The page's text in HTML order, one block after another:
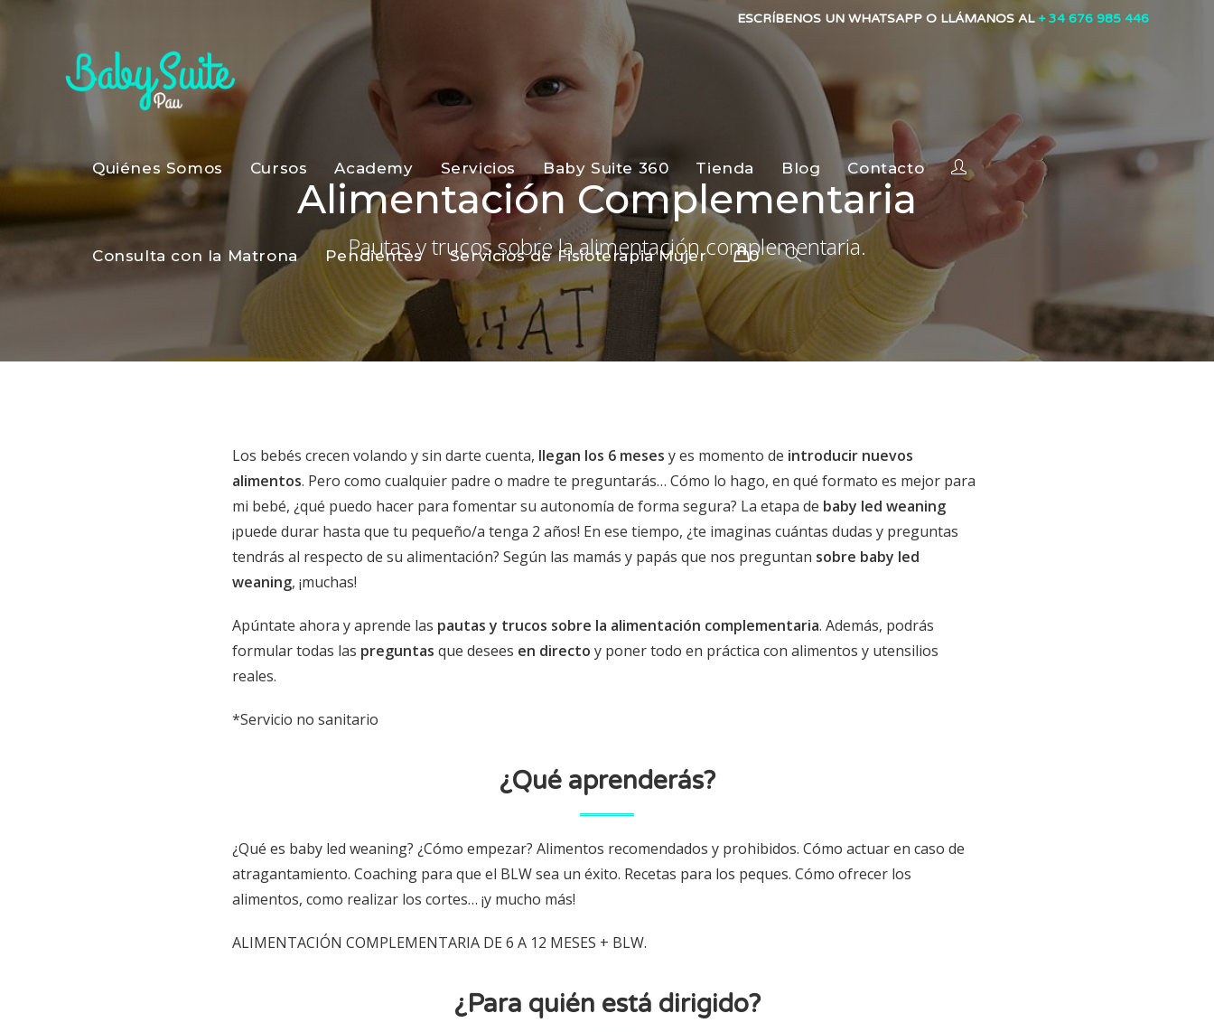
ESCRÍBENOS UN WHATSAPP O LLÁMANOS AL + 34 676 985 446
Quiénes Somos Cursos Academy Servicios Baby Suite 360 Tienda Blog Contacto
Consulta con la Matrona Pendientes Servicios de Fisioterapia Mujer 0
Alimentación Complementaria
Pautas y trucos sobre la alimentación complementaria.
Los bebés crecen volando y sin darte cuenta, llegan los 6 meses y es momento de introducir nuevos
alimentos. Pero como cualquier padre o madre te preguntarás… Cómo lo hago, en qué formato es mejor para
mi bebé, ¿qué puedo hacer para fomentar su autonomía de forma segura? La etapa de baby led weaning
¡puede durar hasta que tu pequeño/a tenga 2 años! En ese tiempo, ¿te imaginas cuántas dudas y preguntas
tendrás al respecto de su alimentación? Según las mamás y papás que nos preguntan sobre baby led
weaning, ¡muchas!
Apúntate ahora y aprende las pautas y trucos sobre la alimentación complementaria. Además, podrás
formular todas las preguntas que desees en directo y poner todo en práctica con alimentos y utensilios
reales.
*Servicio no sanitario
¿Qué aprenderás?
¿Qué es baby led weaning? ¿Cómo empezar? Alimentos recomendados y prohibidos. Cómo actuar en caso de
atragantamiento. Coaching para que el BLW sea un éxito. Recetas para los peques. Cómo ofrecer los
alimentos, como realizar los cortes… ¡y mucho más!
ALIMENTACIÓN COMPLEMENTARIA DE 6 A 12 MESES + BLW.
¿Para quién está dirigido?